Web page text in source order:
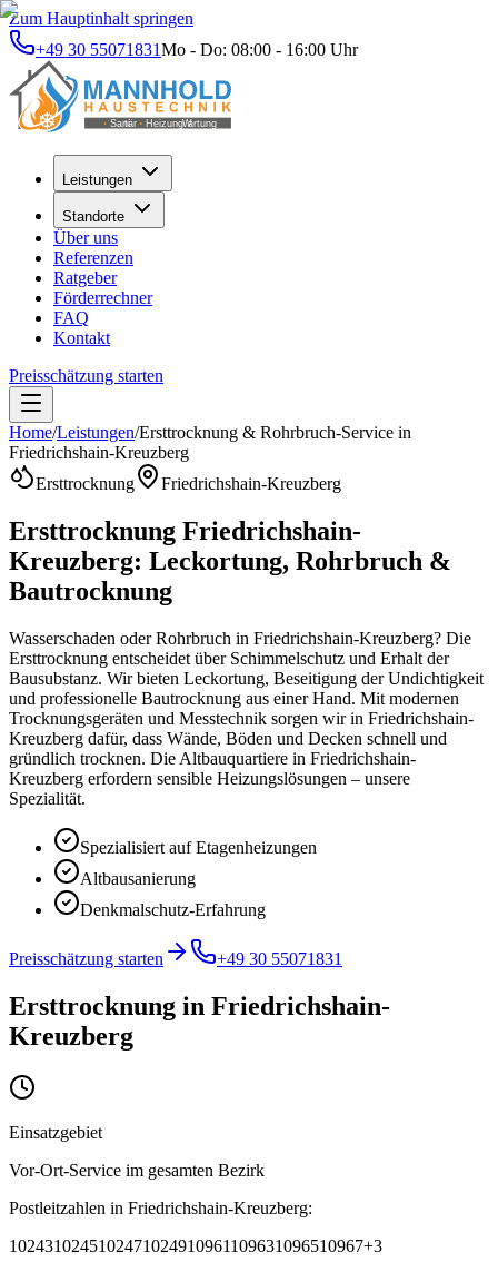
Zum Hauptinhalt springen
+49 30 55071831Mo - Do: 08:00 - 16:00 Uhr
Leistungen
Standorte
Über uns
Referenzen
Ratgeber
Förderrechner
FAQ
Kontakt
Preisschätzung starten
Home/Leistungen/Ersttrocknung & Rohrbruch-Service in
Friedrichshain-Kreuzberg
Ersttrocknung
Friedrichshain-Kreuzberg
Ersttrocknung Friedrichshain-
Kreuzberg: Leckortung, Rohrbruch &
Bautrocknung
Wasserschaden oder Rohrbruch in Friedrichshain-Kreuzberg? Die
Ersttrocknung entscheidet über Schimmelschutz und Erhalt der
Bausubstanz. Wir bieten Leckortung, Beseitigung der Undichtigkeit
und professionelle Bautrocknung aus einer Hand. Mit modernen
Trocknungsgeräten und Messtechnik sorgen wir in Friedrichshain-
Kreuzberg dafür, dass Wände, Böden und Decken schnell und
gründlich trocknen. Die Altbauquartiere in Friedrichshain-
Kreuzberg erfordern sensible Heizungslösungen – unsere
Spezialität.
Spezialisiert auf Etagenheizungen
Altbausanierung
Denkmalschutz-Erfahrung
Preisschätzung starten +49 30 55071831
Ersttrocknung in Friedrichshain-
Kreuzberg
Einsatzgebiet
Vor-Ort-Service im gesamten Bezirk
Postleitzahlen in Friedrichshain-Kreuzberg:
1024310245102471024910961109631096510967+3